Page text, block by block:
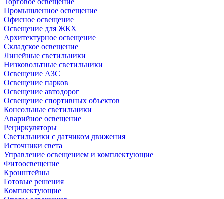
Промышленное освещение
Офисное освещение
Освещение для ЖКХ
Архитектурное освещение
Складское освещение
Линейные светильники
Низковольтные светильники
Освещение АЗС
Освещение парков
Освещение автодорог
Освещение спортивных объектов
Консольные светильники
Аварийное освещение
Рециркуляторы
Светильники с датчиком движения
Источники света
Управление освещением и комплектующие
Фитоосвещение
Кронштейны
Готовые решения
Комплектующие